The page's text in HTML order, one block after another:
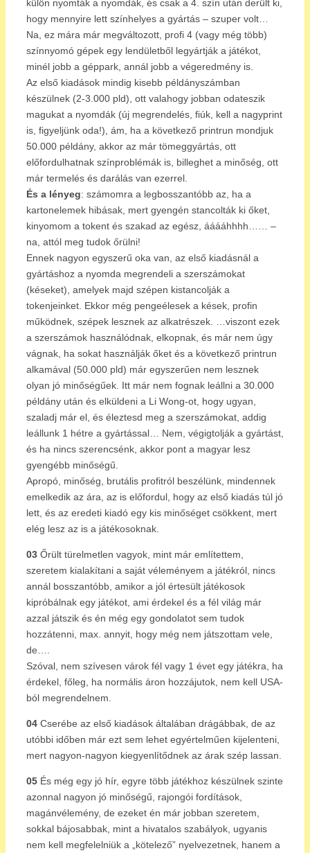
külön nyomták a nyomdák, és csak a 4. szín után derült ki,
hogy mennyire lett színhelyes a gyártás – szuper volt…
Na, ez mára már megváltozott, profi 4 (vagy még több)
színnyomó gépek egy lendületből legyártják a játékot,
minél jobb a géppark, annál jobb a végeredmény is.
Az első kiadások mindig kisebb példányszámban
készülnek (2-3.000 pld), ott valahogy jobban odateszik
magukat a nyomdák (új megrendelés, fiúk, kell a nagyprint
is, figyeljünk oda!), ám, ha a következő printrun mondjuk
50.000 példány, akkor az már tömeggyártás, ott
előfordulhatnak színproblémák is, billeghet a minőség, ott
már termelés és darálás van ezerrel.
És a lényeg: számomra a legbosszantóbb az, ha a
kartonelemek hibásak, mert gyengén stancolták ki őket,
kinyomom a tokent és szakad az egész, ááááhhhh…… –
na, attól meg tudok őrülni!
Ennek nagyon egyszerű oka van, az első kiadásnál a
gyártáshoz a nyomda megrendeli a szerszámokat
(késeket), amelyek majd szépen kistancolják a
tokenjeinket. Ekkor még pengeélesek a kések, profin
működnek, szépek lesznek az alkatrészek. …viszont ezek
a szerszámok használódnak, elkopnak, és már nem úgy
vágnak, ha sokat használják őket és a következő printrun
alkamával (50.000 pld) már egyszerűen nem lesznek
olyan jó minőségűek. Itt már nem fognak leállni a 30.000
példány után és elküldeni a Li Wong-ot, hogy ugyan,
szaladj már el, és éleztesd meg a szerszámokat, addig
leállunk 1 hétre a gyártással… Nem, végigtolják a gyártást,
és ha nincs szerencsénk, akkor pont a magyar lesz
gyengébb minőségű.
Apropó, minőség, brutális profitról beszélünk, mindennek
emelkedik az ára, az is előfordul, hogy az első kiadás túl jó
lett, és az eredeti kiadó egy kis minőséget csökkent, mert
elég lesz az is a játékosoknak.
03 Őrült türelmetlen vagyok, mint már említettem,
szeretem kialakítani a saját véleményem a játékról, nincs
annál bosszantóbb, amikor a jól értesült játékosok
kipróbálnak egy játékot, ami érdekel és a fél világ már
azzal játszik és én még egy gondolatot sem tudok
hozzátenni, max. annyit, hogy még nem játszottam vele,
de….
Szóval, nem szívesen várok fél vagy 1 évet egy játékra, ha
érdekel, főleg, ha normális áron hozzájutok, nem kell USA-
ból megrendelnem.
04 Cserébe az első kiadások általában drágábbak, de az
utóbbi időben már ezt sem lehet egyértelműen kijelenteni,
mert nagyon-nagyon kiegyenlítődnek az árak szép lassan.
05 És még egy jó hír, egyre több játékhoz készülnek szinte
azonnal nagyon jó minőségű, rajongói fordítások,
magánvélemény, de ezeket én már jobban szeretem,
sokkal bájosabbak, mint a hivatalos szabályok, ugyanis
nem kell megfelelniük a „kötelező” nyelvezetnek, hanem a